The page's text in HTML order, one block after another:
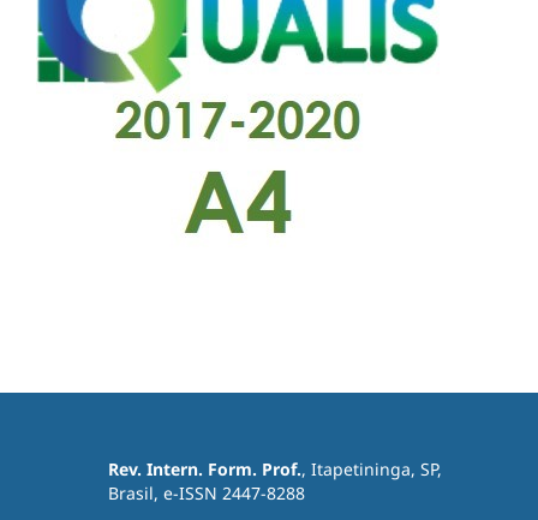
Rev. Intern. Form. Prof., Itapetininga, SP,
Brasil, e-ISSN 2447-8288